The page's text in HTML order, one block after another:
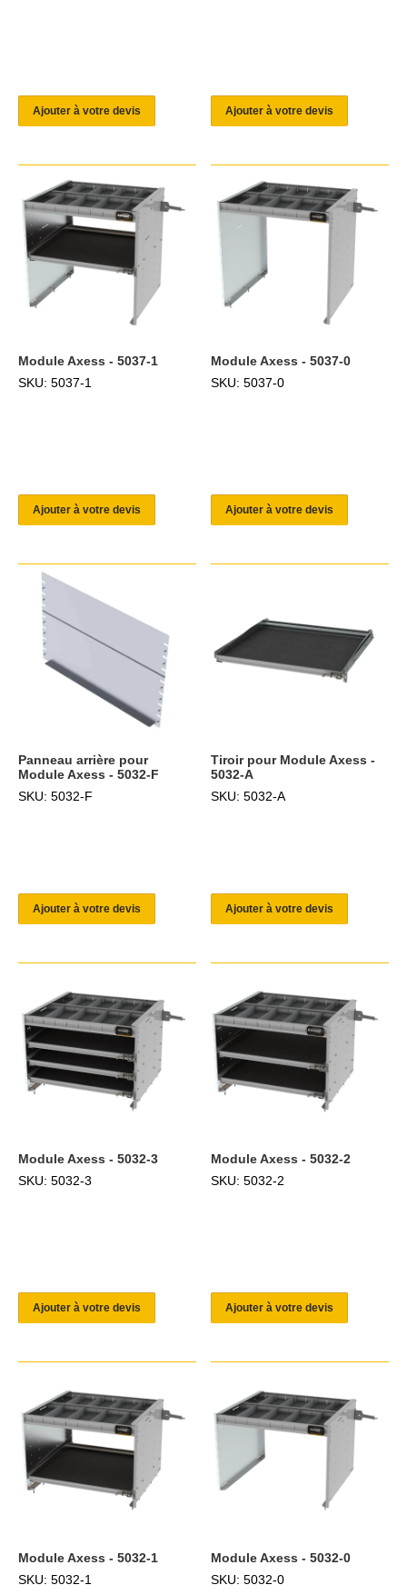
Ajouter à votre devis Ajouter à votre devis
Module Axess - 5037-1
SKU: 5037-1
Ajouter à votre devis
Module Axess - 5037-0
SKU: 5037-0
Ajouter à votre devis
Panneau arrière pour
Module Axess - 5032-F
SKU: 5032-F
Ajouter à votre devis
Tiroir pour Module Axess -
5032-A
SKU: 5032-A
Ajouter à votre devis
Module Axess - 5032-3
SKU: 5032-3
Ajouter à votre devis
Module Axess - 5032-2
SKU: 5032-2
Ajouter à votre devis
Module Axess - 5032-1
SKU: 5032-1
Module Axess - 5032-0
SKU: 5032-0